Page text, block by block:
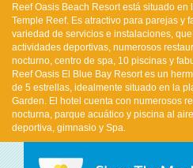
Reef Oasis Beach Resort está situado
Temple Reef. Es atractivo para parejas y
variedad de servicios e instalaciones,
actividades deportivas, numerosos
nocturno, centro de spa, 10 piscinas y
Reef Oasis El Blue Bay Resort es un
de 5 estrellas, idealmente situado en la
Garden. El hotel cuenta con numerosos
nocturna, parque acuático y piscina al
deportiva, gimnasio y Spa.